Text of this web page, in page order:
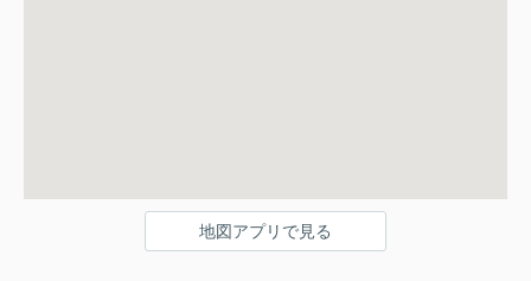
地図アプリで見る